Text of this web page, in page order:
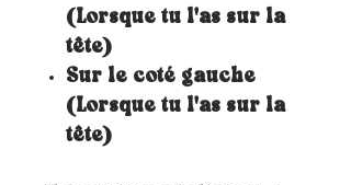
(Lorsque tu l'as sur la
tête)
Sur le coté gauche
(Lorsque tu l'as sur la
tête)